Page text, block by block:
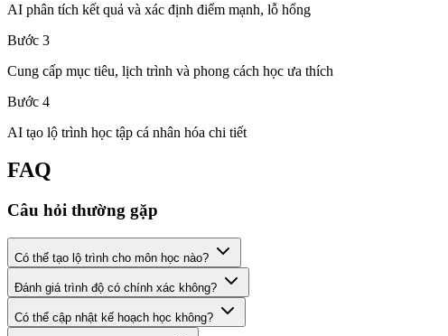
AI phân tích kết quả và xác định điểm mạnh, lỗ hổng
Bước 3
Cung cấp mục tiêu, lịch trình và phong cách học ưa thích
Bước 4
AI tạo lộ trình học tập cá nhân hóa chi tiết
FAQ
Câu hỏi thường gặp
Có thể tạo lộ trình cho môn học nào?
Đánh giá trình độ có chính xác không?
Có thể cập nhật kế hoạch học không?